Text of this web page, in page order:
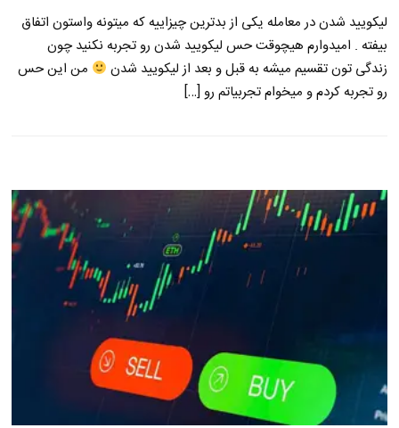
لیکویید شدن در معامله یکی از بدترین چیزاییه که میتونه واستون اتفاق
بیفته . امیدوارم هیچوقت حس لیکویید شدن رو تجربه نکنید چون
زندگی تون تقسیم میشه به قبل و بعد از لیکویید شدن
من این حس
رو تجربه کردم و میخوام تجربیاتم رو […]